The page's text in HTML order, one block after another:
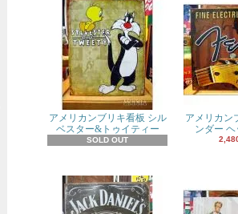
アメリカンブリキ看板 シル
ベスター&トゥイティー
SOLD OUT
アメリカン
ンダー ヘ